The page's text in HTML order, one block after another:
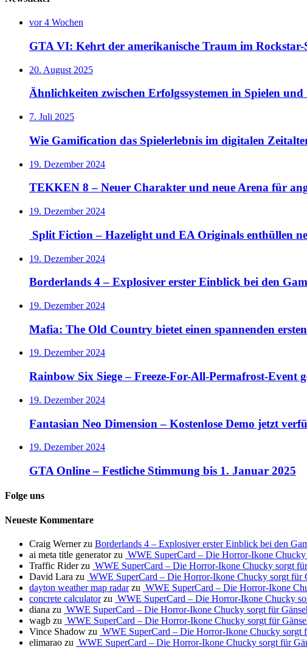
vor 4 Wochen
GTA VI: Kehrt der amerikanische Traum im
20. August 2025
Ähnlichkeiten zwischen Erfolgssystemen in Spielen und
7. Juli 2025
Wie Gamification das Spielerlebnis im digitalen
19. Dezember 2024
TEKKEN 8 – Neuer Charakter und neue Arena für
19. Dezember 2024
Split Fiction – Hazelight und EA Originals enthüllen
19. Dezember 2024
Borderlands 4 – Explosiver erster Einblick bei den
19. Dezember 2024
Mafia: The Old Country bietet einen spannenden
19. Dezember 2024
Rainbow Six Siege – Freeze-For-All-Permafrost-Event
19. Dezember 2024
Fantasian Neo Dimension – Kostenlose Demo jetzt
19. Dezember 2024
GTA Online – Festliche Stimmung bis 1. Januar 2025
Folge uns
Neueste Kommentare
Craig Wernerzu Borderlands 4 – Explosiver erster Einblick bei den
ai meta title generatorzu WWE SuperCard – Die Horror-Ikone Chucky
Traffic Riderzu WWE SuperCard – Die Horror-Ikone Chucky sorgt
David Lara zu WWE SuperCard – Die Horror-Ikone Chucky sorgt für
dayton weather map radarzu WWE SuperCard – Die Horror-Ikone
concrete calculatorzu WWE SuperCard – Die Horror-Ikone Chucky
diana zu WWE SuperCard – Die Horror-Ikone Chucky sorgt für
wagb zu WWE SuperCard – Die Horror-Ikone Chucky sorgt für
Vince Shadow zu WWE SuperCard – Die Horror-Ikone Chucky sorgt
elimarao zu WWE SuperCard – Die Horror-Ikone Chucky sorgt für